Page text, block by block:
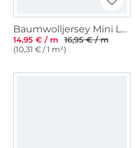
Baumwolljersey Mini Leo, sand
14,95 € / m
16,95 € / m
(10,31 € / 1 m²)